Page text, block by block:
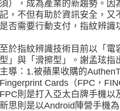
須），成為產業的新趨勢。
記，不但有助於資訊安全，又
是否需要行動支付，指紋辨
至於指紋辨識技術目前以「
型」與「滑擦型」。謝孟玹
主導：1.被蘋果收購的
Fingerprint Cards（FPC，
FPC則是打入亞太白牌手機
新思則是以Android陣營手機